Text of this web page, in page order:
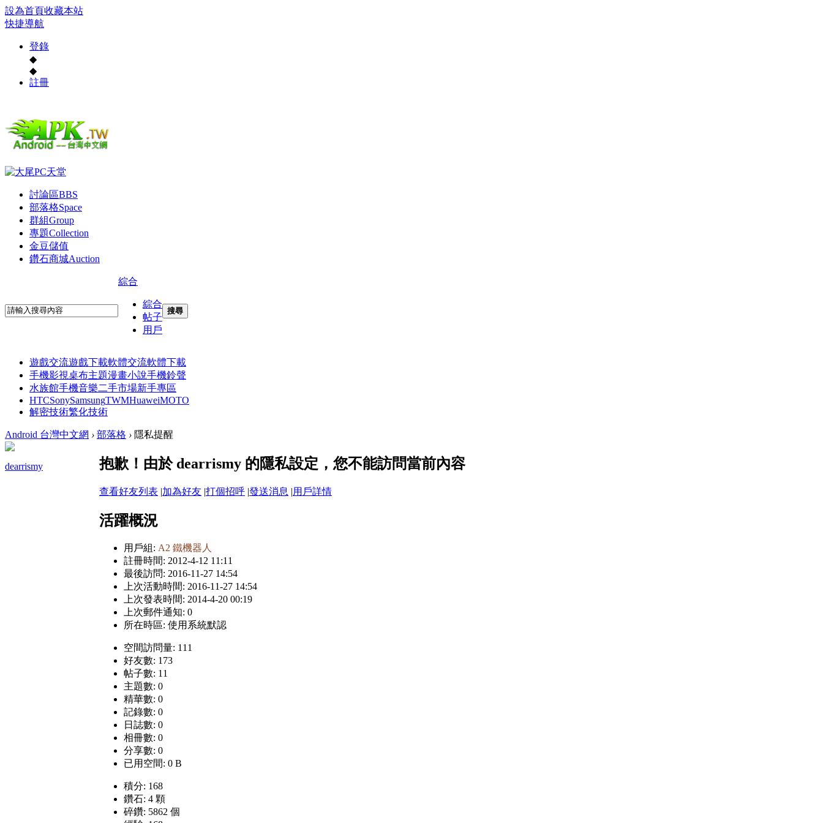
設為首頁收藏本站
快捷導航
登錄
◆
◆
註冊
討論區BBS
部落格Space
群組Group
專題Collection
金豆儲值
鑽石商城Auction
綜合
綜合
帖子
用戶
搜尋
遊戲交流遊戲下載軟體交流軟體下載
手機影視桌布主題漫畫小說手機鈴聲
水族館手機音樂二手市場新手專區
HTCSonySamsungTWMHuaweiMOTO
解密技術繁化技術
Android 台灣中文網 › 部落格 › 隱私提醒
dearrismy 抱歉！由於 dearrismy 的隱私設定，您不能訪問當前內容
查看好友列表 |加為好友 |打個招呼 |發送消息 |用戶詳情
活躍概況
用戶組: A2 鐵機器人
註冊時間: 2012-4-12 11:11
最後訪問: 2016-11-27 14:54
上次活動時間: 2016-11-27 14:54
上次發表時間: 2014-4-20 00:19
上次郵件通知: 0
所在時區: 使用系統默認
空間訪問量: 111
好友數: 173
帖子數: 11
主題數: 0
精華數: 0
記錄數: 0
日誌數: 0
相冊數: 0
分享數: 0
已用空間: 0 B
積分: 168
鑽石: 4 顆
碎鑽: 5862 個